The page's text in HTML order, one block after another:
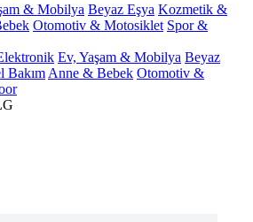
& Mobilya Beyaz Eşya Kozmetik &
Otomotiv & Motosiklet Spor &
Ev, Yaşam & Mobilya Beyaz
Bakım Anne & Bebek Otomotiv &